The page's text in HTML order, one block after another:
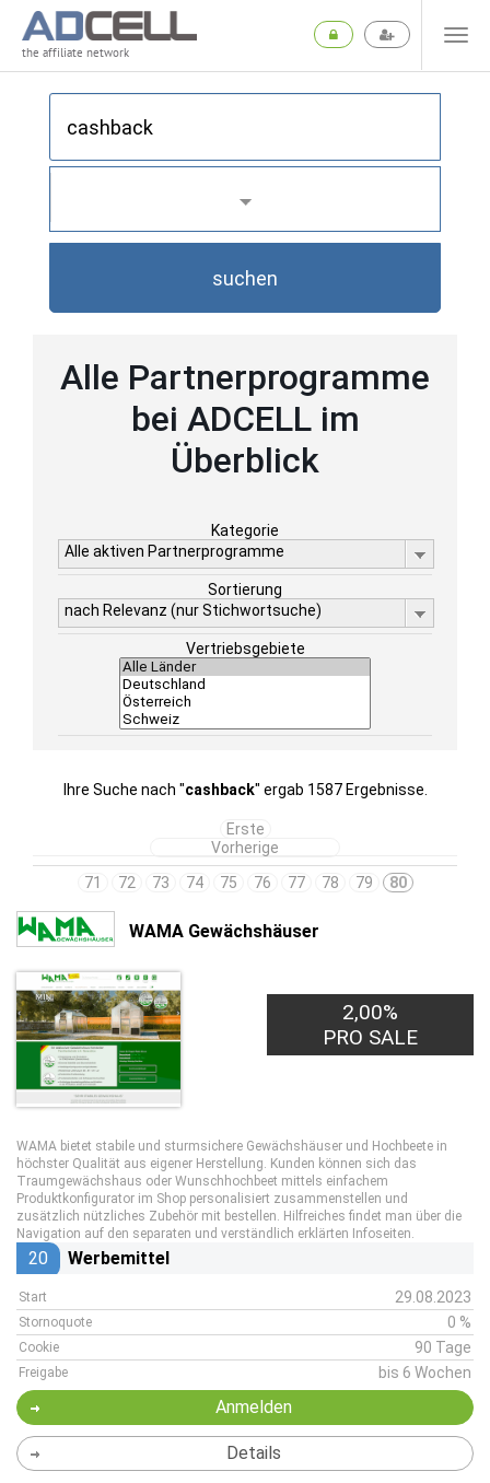
the affiliate network
suchen
Alle Partnerprogramme
bei ADCELL im
Überblick
Kategorie
Alle aktiven Partnerprogramme
Sortierung
nach Relevanz (nur Stichwortsuche)
Vertriebsgebiete
Ihre Suche nach "cashback" ergab 1587 Ergebnisse.
Erste
Vorherige
71
72 73 74 75 76 77 78 79 80
WAMA Gewächshäuser
2,00%
PRO SALE
WAMA bietet stabile und sturmsichere Gewächshäuser und Hochbeete in
höchster Qualität aus eigener Herstellung. Kunden können sich das
Traumgewächshaus oder Wunschhochbeet mittels einfachem
Produktkonfigurator im Shop personalisiert zusammenstellen und
zusätzlich nützliches Zubehör mit bestellen. Hilfreiches findet man über die
Navigation auf den separaten und verständlich erklärten Infoseiten.
20 Werbemittel
Start 29.08.2023
Stornoquote 0 %
Cookie 90 Tage
Freigabe bis 6 Wochen
Anmelden
Details